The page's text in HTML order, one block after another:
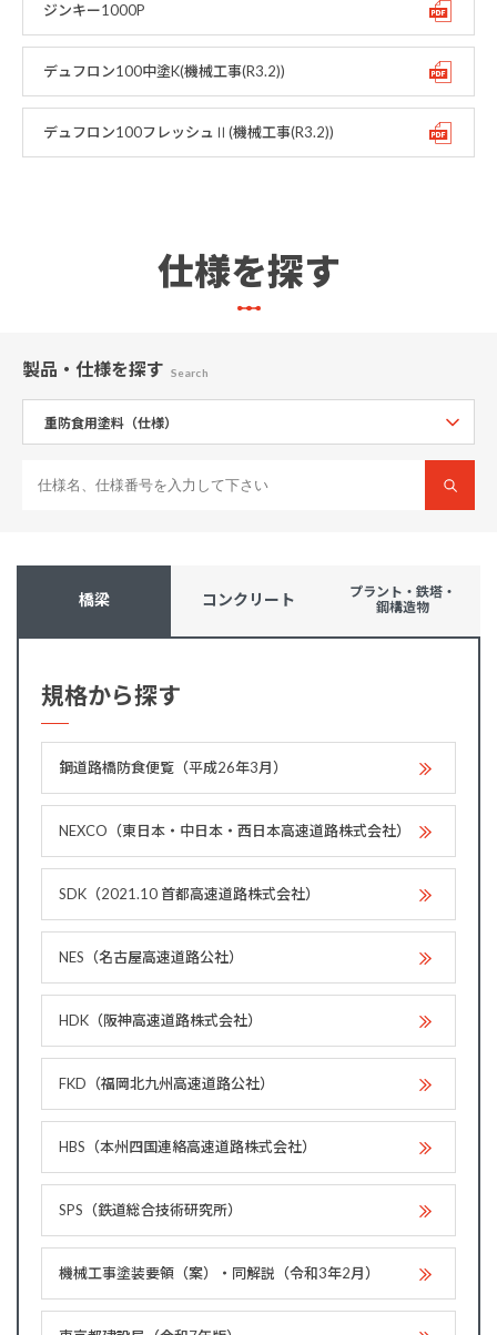
ジンキー1000P
デュフロン100中塗K(機械工事(R3.2))
デュフロン100フレッシュⅡ(機械工事(R3.2))
仕様を探す
製品・仕様を探す Search
橋梁 コンクリート
プラント・鉄塔・
鋼構造物
規格から探す
鋼道路橋防食便覧（平成26年3月）
NEXCO（東日本・中日本・西日本高速道路株式会社）
SDK（2021.10 首都高速道路株式会社）
NES（名古屋高速道路公社）
HDK（阪神高速道路株式会社）
FKD（福岡北九州高速道路公社）
HBS（本州四国連絡高速道路株式会社）
SPS（鉄道総合技術研究所）
機械工事塗装要領（案）・同解説（令和3年2月）